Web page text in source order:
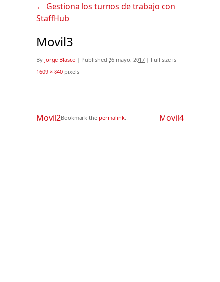
← Gestiona los turnos de trabajo con
StaffHub
Movil3
By Jorge Blasco | Published 26 mayo, 2017 | Full size is
1609 × 840 pixels
Movil2 Movil4
Bookmark the permalink